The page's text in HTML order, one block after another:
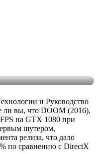
и Руководство
ли вы, что DOOM (2016),
на GTX 1080 при
шутером,
релиза, что дало
по сравнению с DirectX